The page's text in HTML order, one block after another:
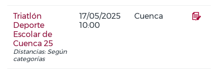
Triatlón
Deporte
Escolar de
Cuenca 25
Distancias: Según
categorías
17/05/2025
10:00
Cuenca